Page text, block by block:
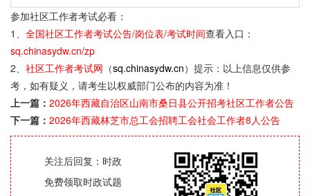
参加社区工作者考试必看：
1、 全国社区工作者考试公告/岗位表/考试时间查看入口：
sq.chinasydw.cn/zp
2、 社区工作者考试网 （sq.chinasydw.cn）提示：以上信息仅供参
考，如有疑义，请考生以权威部门公布的内容为准！
上一篇： 2‌026年西藏自治区山南市桑日县公开招考社区工作者公告
下一篇： 2026年西藏林芝市总工会招聘工会社会工作者8人公告
关注后回复：时政
免费领取时政试题